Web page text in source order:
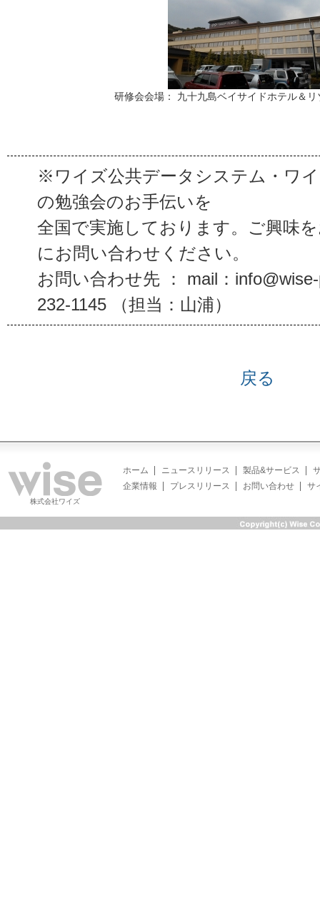
研修会会場： 九十九島ベイサイドホテル＆
※ワイズ公共データシステム・ワ
の勉強会のお手伝いを
全国で実施しております。ご興味
にお問い合わせください。
お問い合わせ先 ： mail：
232-1145 （担当：山浦）
戻る
株式会社ワイズ
ホーム ニュースリリース 製品&サービス
企業情報
プレスリリース お問い合わせ サ